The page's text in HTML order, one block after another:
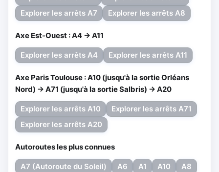
Explorer les arrêts A7
Explorer les arrêts A8
Axe Est-Ouest : A4 → A11
Explorer les arrêts A4 Explorer les arrêts A11
Axe Paris Toulouse : A10 (jusqu'à la sortie Orléans
Nord) → A71 (jusqu'à la sortie Salbris) → A20
Explorer les arrêts A10
Explorer les arrêts A71
Explorer les arrêts A20
Autoroutes les plus connues
A7 (Autoroute du Soleil) A6 A1 A10
A8